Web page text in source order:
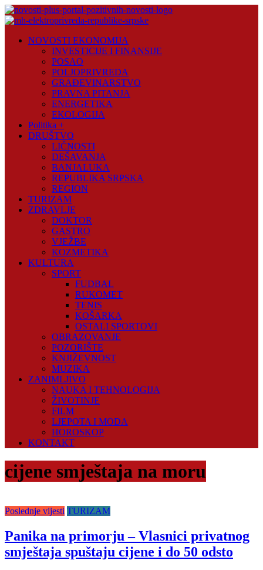
Skip
to
Plus
NOVOSTI EKONOMIJA
INVESTICIJE I FINANSIJE
POSAO
POLJOPRIVREDA
GRAĐEVINARSTVO
PRAVNA PITANJA
ENERGETIKA
EKOLOGIJA
Politika +
DRUŠTVO
LIČNOSTI
DEŠAVANJA
BANJALUKA
REPUBLIKA SRPSKA
REGION
TURIZAM
ZDRAVLJE
DOKTOR
GASTRO
VJEŽBE
KOZMETIKA
KULTURA
SPORT
FUDBAL
RUKOMET
TENIS
KOŠARKA
OSTALI SPORTOVI
OBRAZOVANJE
POZORIŠTE
KNJIŽEVNOST
MUZIKA
ZANIMLJIVO
NAUKA I TEHNOLOGIJA
ŽIVOTINJE
FILM
LJEPOTA I MODA
HOROSKOP
KONTAKT
cijene smještaja na moru
Poslednje vijesti TURIZAM
Panika na primorju – Vlasnici privatnog
smještaja spuštaju cijene i do 50 odsto